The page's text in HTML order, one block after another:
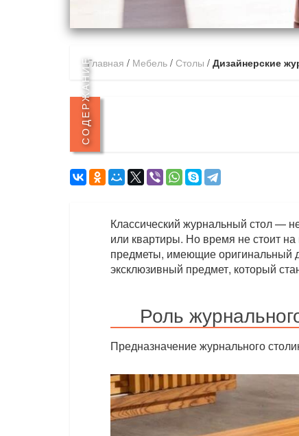
Главная / Мебель / Столы / Дизайнерские
СОДЕРЖАНИЕ
Классический журнальный стол —
или квартиры. Но время не стоит
предметы, имеющие оригинальный
эксклюзивный предмет, который
Роль
Предназначение журнального